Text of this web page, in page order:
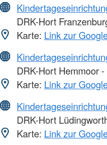
DRK-Hort
Karte: Link zur
DRK-Hort Hemmoor
Karte: Link zur
DRK-Hort
Karte: Link zur